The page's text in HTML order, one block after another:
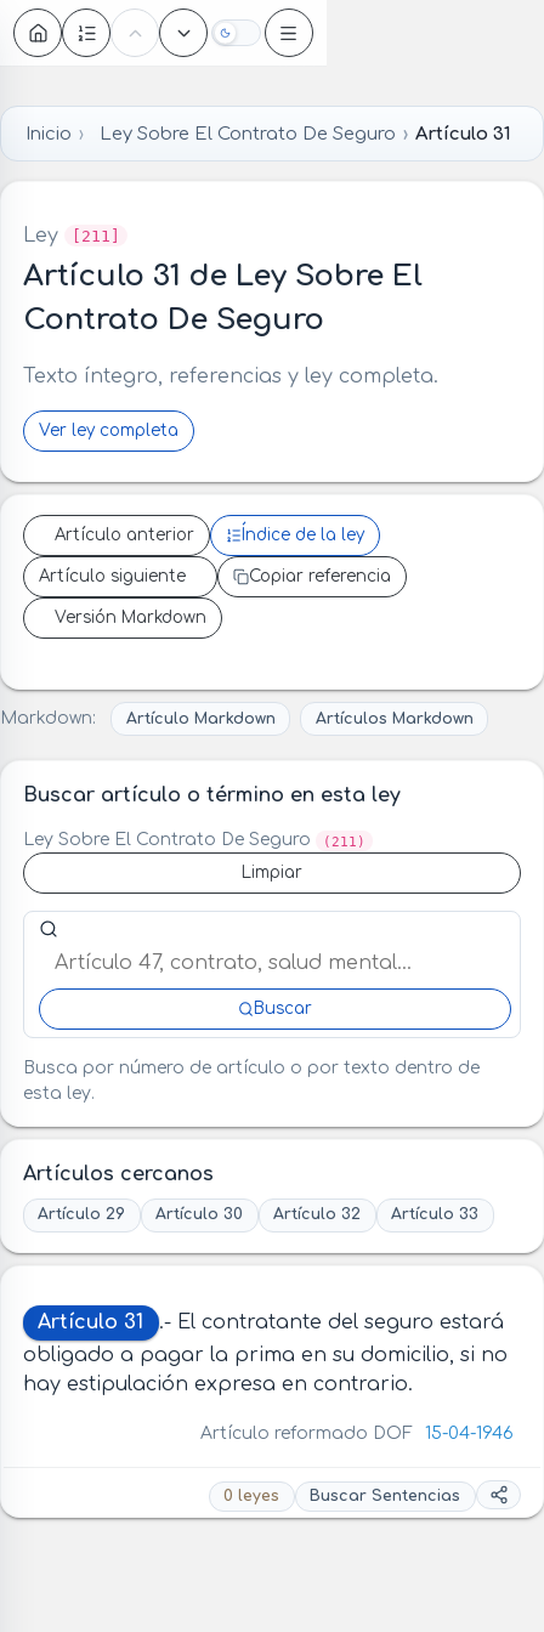
Oscuro
Inicio Ley Sobre El Contrato De Seguro Artículo 31
Ley [211]
Artículo 31 de Ley Sobre El
Contrato De Seguro
Texto íntegro, referencias y ley completa.
Ver ley completa
Artículo anterior Índice de la ley
Artículo siguiente Copiar referencia
Versión Markdown
Markdown: Artículo Markdown Artículos Markdown
Buscar artículo o término en esta ley
Ley Sobre El Contrato De Seguro (211)
Limpiar
Buscar artículo o término en esta ley
Buscar
Busca por número de artículo o por texto dentro de
esta ley.
Artículos cercanos
Artículo 29 Artículo 30 Artículo 32 Artículo 33
Artículo 31
.- El contratante del seguro estará
obligado a pagar la prima en su domicilio, si no
hay estipulación expresa en contrario.
Artículo reformado DOF 15-04-1946
0 leyes Buscar Sentencias